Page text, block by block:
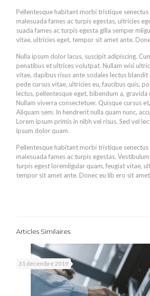
Pellentesque habitant morbi tristique
malesuada fames ac turpis egestas, ultricies
suada fames ac turpis egesta gilla semper
vitae, ultricies eget, tempor sit amet ante.
Nulla ipsum dolor lacus, suscipit adipiscing.
penatibus et ultrices volutpat. Nullam wisi
vitae, dapibus risus ante sodales lectus
pede cursus vitae, ultricies eu, faucibus quis,
lectus, pellentesque eget, bibendum a,
Nullam viverra consectetuer. Quisque cursus
Aliquam sem. In hendrerit nulla quam nunc,
Lorem ipsum primis in nibh vel risus. Sed vel
ipsum dolor quam.
Pellentesque habitant morbi tristique
malesuada fames ac turpis egestas.
turpis egest loremligular quam, feugiat vitae,
tempor sit amet ante. Donec eu lib ero sit
Articles Similaires
31 décembre 2019